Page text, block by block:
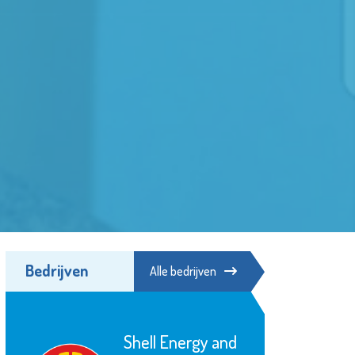
Bedrijven Alle bedrijven
Shell Energy and